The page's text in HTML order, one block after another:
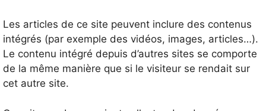
Les articles de ce site peuvent inclure des contenus
intégrés (par exemple des vidéos, images, articles…).
Le contenu intégré depuis d’autres sites se comporte
de la même manière que si le visiteur se rendait sur
cet autre site.